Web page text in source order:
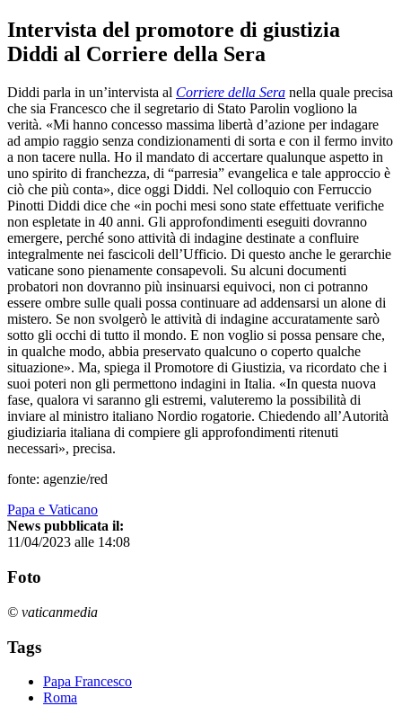
Intervista del promotore di giustizia
Diddi al Corriere della Sera
Diddi parla in un’intervista al Corriere della Sera nella quale precisa
che sia Francesco che il segretario di Stato Parolin vogliono la
verità. «Mi hanno concesso massima libertà d’azione per indagare
ad ampio raggio senza condizionamenti di sorta e con il fermo invito
a non tacere nulla. Ho il mandato di accertare qualunque aspetto in
uno spirito di franchezza, di “parresia” evangelica e tale approccio è
ciò che più conta», dice oggi Diddi. Nel colloquio con Ferruccio
Pinotti Diddi dice che «in pochi mesi sono state effettuate verifiche
non espletate in 40 anni. Gli approfondimenti eseguiti dovranno
emergere, perché sono attività di indagine destinate a confluire
integralmente nei fascicoli dell’Ufficio. Di questo anche le gerarchie
vaticane sono pienamente consapevoli. Su alcuni documenti
probatori non dovranno più insinuarsi equivoci, non ci potranno
essere ombre sulle quali possa continuare ad addensarsi un alone di
mistero. Se non svolgerò le attività di indagine accuratamente sarò
sotto gli occhi di tutto il mondo. E non voglio si possa pensare che,
in qualche modo, abbia preservato qualcuno o coperto qualche
situazione». Ma, spiega il Promotore di Giustizia, va ricordato che i
suoi poteri non gli permettono indagini in Italia. «In questa nuova
fase, qualora vi saranno gli estremi, valuteremo la possibilità di
inviare al ministro italiano Nordio rogatorie. Chiedendo all’Autorità
giudiziaria italiana di compiere gli approfondimenti ritenuti
necessari», precisa.
fonte: agenzie/red
Papa e Vaticano
News pubblicata il:
11/04/2023 alle 14:08
Foto
© vaticanmedia
Tags
Papa Francesco
Roma